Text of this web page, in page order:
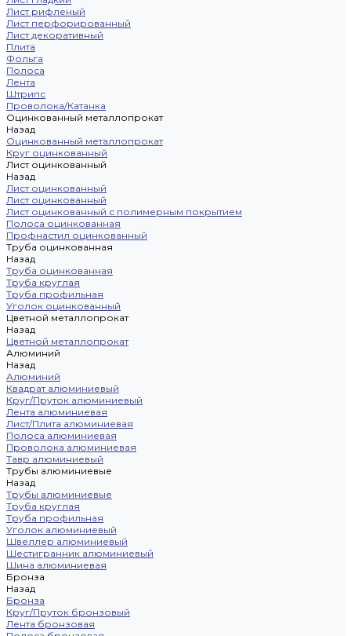
Лист рифленый
Лист перфорированный
Лист декоративный
Плита
Фольга
Полоса
Лента
Штрипс
Проволока/Катанка
Оцинкованный металлопрокат
Назад
Оцинкованный металлопрокат
Круг оцинкованный
Лист оцинкованный
Назад
Лист оцинкованный
Лист оцинкованный
Лист оцинкованный с полимерным покрытием
Полоса оцинкованная
Профнастил оцинкованный
Труба оцинкованная
Назад
Труба оцинкованная
Труба круглая
Труба профильная
Уголок оцинкованный
Цветной металлопрокат
Назад
Цветной металлопрокат
Алюминий
Назад
Алюминий
Квадрат алюминиевый
Круг/Пруток алюминиевый
Лента алюминиевая
Лист/Плита алюминиевая
Полоса алюминиевая
Проволока алюминиевая
Тавр алюминиевый
Трубы алюминиевые
Назад
Трубы алюминиевые
Труба круглая
Труба профильная
Уголок алюминиевый
Швеллер алюминиевый
Шестигранник алюминиевый
Шина алюминиевая
Бронза
Назад
Бронза
Круг/Пруток бронзовый
Лента бронзовая